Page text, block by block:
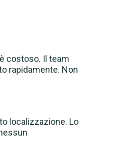
costoso. Il team
rapidamente. Non
localizzazione. Lo